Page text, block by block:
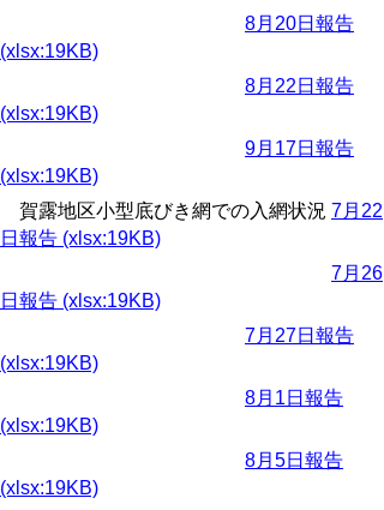
8月20日報告
(xlsx:19KB)
8月22日報告
(xlsx:19KB)
9月17日報告
(xlsx:19KB)
賀露地区小型底びき網での入網状況 7月22
日報告 (xlsx:19KB)
7月26
日報告 (xlsx:19KB)
7月27日報告
(xlsx:19KB)
8月1日報告
(xlsx:19KB)
8月5日報告
(xlsx:19KB)